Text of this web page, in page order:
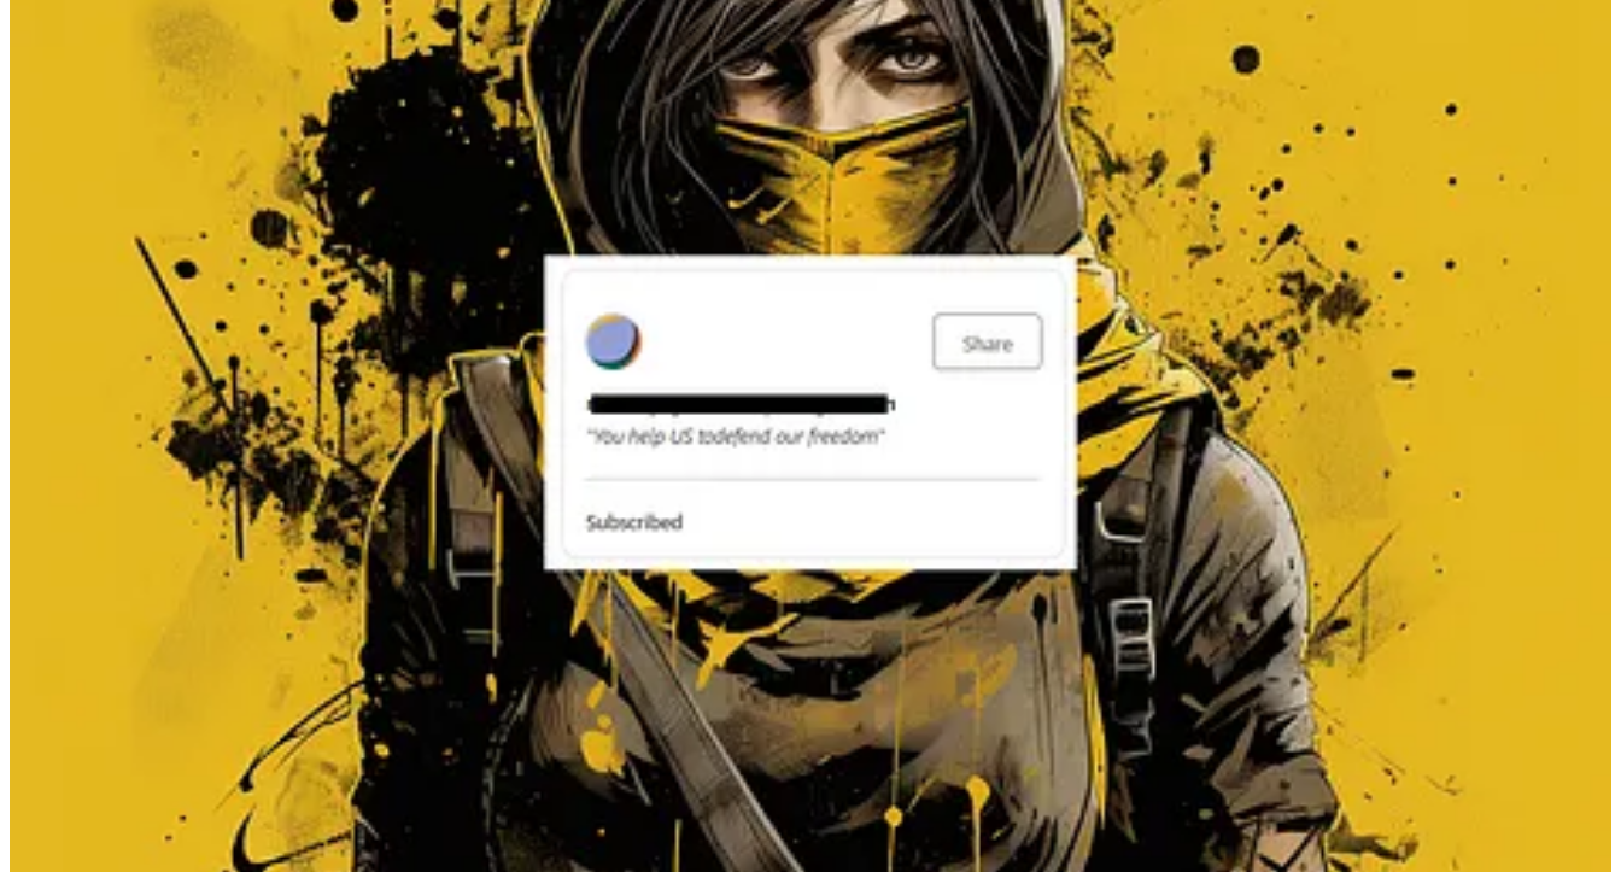
Puoi abbonarti a Privacy Chronicles per l’equivalente diuna colazione al mese e avere accesso a centinaia di contenuti per imparare a sopravvivere nell’Era Digitale e rimanere al corrente delle ultime notizie più
rilevanti per la tua libertà.
Oltre a questo, avrai accesso a tutti gli
articoli di approfondimentodelle rubriche Lettere Libertariee OpSec & OSINT: un pacchetto completo per aiutare il tuo percorso verso la sovranità individuale.
Se vuoi usare moneta FIAT (eur, usd, eccetera) per abbonarti, clicca qui sotto. Altrimenti, sentiamoci in privato.
Abbonati a Privacy Chronicles
Continue reading this post for free, courtesy of Cyber Hermetica 𐀏.
Claim my free post
Or purchase a paid subscription.
Privacy∙Terms∙Collection notice
is the home for great culture